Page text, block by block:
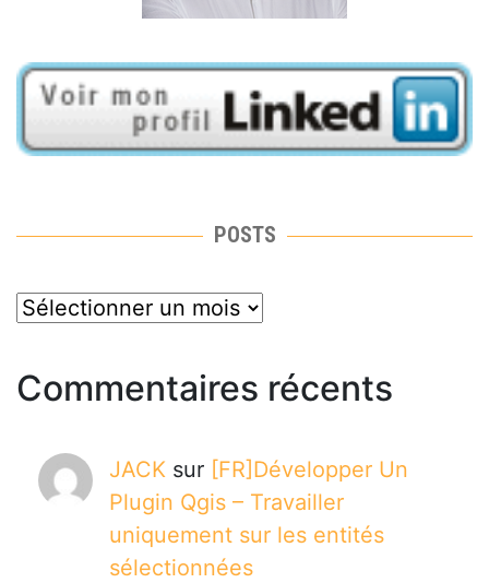
POSTS
posts
Commentaires récents
JACK sur [FR]Développer Un
Plugin Qgis – Travailler
uniquement sur les entités
sélectionnées